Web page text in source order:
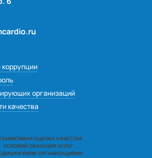
организаций
качества